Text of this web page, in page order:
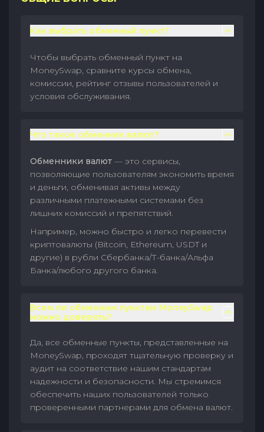
Как выбрать обменный пункт?
Чтобы выбрать обменный пункт на
MoneySwap, сравните курсы обмена,
комиссии, рейтинг отзывы пользователей и
условия обслуживания.
Что такое обменник валют?
Обменники валют — это сервисы,
позволяющие пользователям экономить время
и деньги, обменивая активы между
различными платежными системами без
лишних комиссий и препятствий.
Например, можно быстро и легко перевести
криптовалюты (Bitcoin, Ethereum, USDT и
другие) в рубли Сбербанка/Т-банка/Альфа
Банка/любого другого банка.
Всем ли обменным пунктам MoneySwap
можно доверять?
Да, все обменные пункты, представленные на
MoneySwap, проходят тщательную проверку и
аудит на соответствие нашим стандартам
надежности и безопасности. Мы стремимся
обеспечить наших пользователей только
проверенными партнерами для обмена валют.